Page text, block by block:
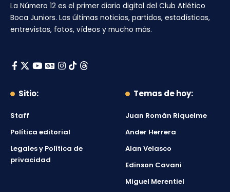
La Número 12 es el primer diario digital del Club Atlético
Boca Juniors. Las últimas noticias, partidos, estadísticas,
entrevistas, fotos, vídeos y mucho más.
Sitio:
Staff
Política editorial
Legales y Política de
privacidad
Temas de hoy:
Juan Román Riquelme
Ander Herrera
Alan Velasco
Edinson Cavani
Miguel Merentiel